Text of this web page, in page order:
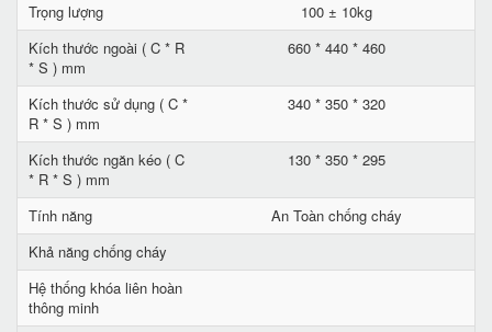
Trọng lượng
100 ± 10kg
Kích thước ngoài ( C * R
* S ) mm
660 * 440 * 460
Kích thước sử dụng ( C *
R * S ) mm
340 * 350 * 320
Kích thước ngăn kéo ( C
* R * S ) mm
130 * 350 * 295
Tính năng
An Toàn chống cháy
Khả năng chống cháy
Hệ thống khóa liên hoàn
thông minh